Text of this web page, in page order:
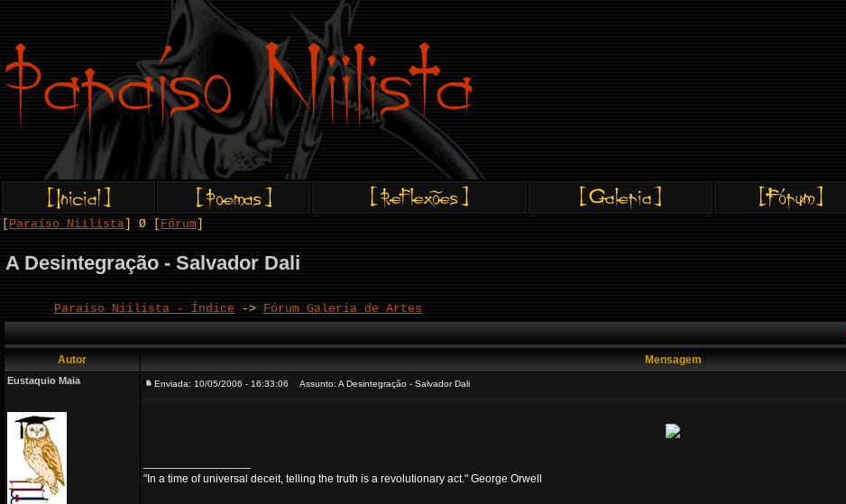
Paraíso Niilista ] Ø [ Fórum
A Desintegração - Salvador Dali
Paraíso Niilista - Índice -> Fórum Galeria de Artes
Autor Mensagem
Eustaquio Maia Enviada: 10/05/2006 - 16:33:06 Assunto: A Desintegração - Salvador Dali
"In a time of universal deceit, telling the truth is a revolutionary act." George Orwell